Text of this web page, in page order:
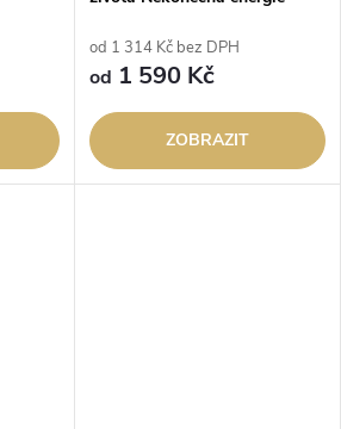
od 1 314 Kč bez DPH
od 1 590 Kč
ZOBRAZIT